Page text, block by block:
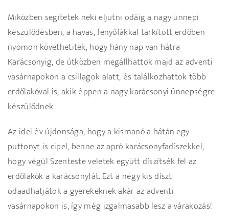
Miközben segítetek neki eljutni odáig a nagy ünnepi
készülődésben, a havas, fenyőfákkal tarkított erdőben
nyomon követhetitek, hogy hány nap van hátra
Karácsonyig, de útközben megállhattok majd az adventi
vasárnapokon a csillagok alatt, és találkozhattok több
erdőlakóval is, akik éppen a nagy karácsonyi ünnepségre
készülődnek.
Az idei év újdonsága, hogy a kismanó a hátán egy
puttonyt is cipel, benne az apró karácsonyfadíszekkel,
hogy végül Szenteste veletek együtt díszítsék fel az
erdőlakók a karácsonyfát. Ezt a négy kis díszt
odaadhatjátok a gyerekeknek akár az adventi
vasárnapokon is, így még izgalmasabb lesz a várakozás!